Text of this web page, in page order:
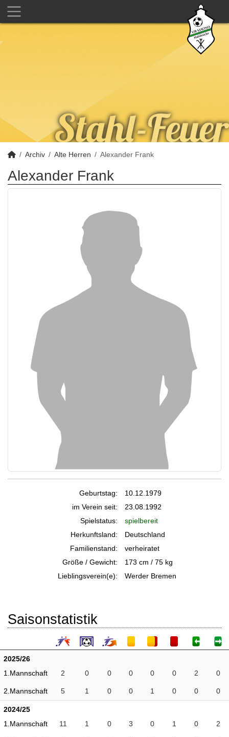
Archiv Alte Herren Alexander Frank
Alexander Frank
Geburtstag:
10.12.1979
im Verein seit:
23.08.1992
Spielstatus:
spielbereit
Herkunftsland:
Deutschland
Familienstand:
verheiratet
Größe / Gewicht:
173 cm / 75 kg
Lieblingsverein(e):
Werder Bremen
Saisonstatistik
2025/26
1.Mannschaft
2 0 0 0 0 0 2 0
2.Mannschaft 5 1 0 0 1 0 0 0
2024/25
1.Mannschaft
11 1 0 3 0 1 0 2